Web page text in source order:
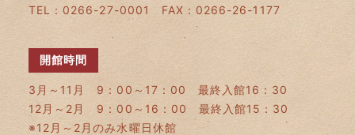
TEL：0266-27-0001 FAX：0266-26-1177
開館時間
3月～11月 9：00～17：00 最終入館16：30
12月～2月 9：00～16：00 最終入館15：30
※12月～2月のみ水曜日休館